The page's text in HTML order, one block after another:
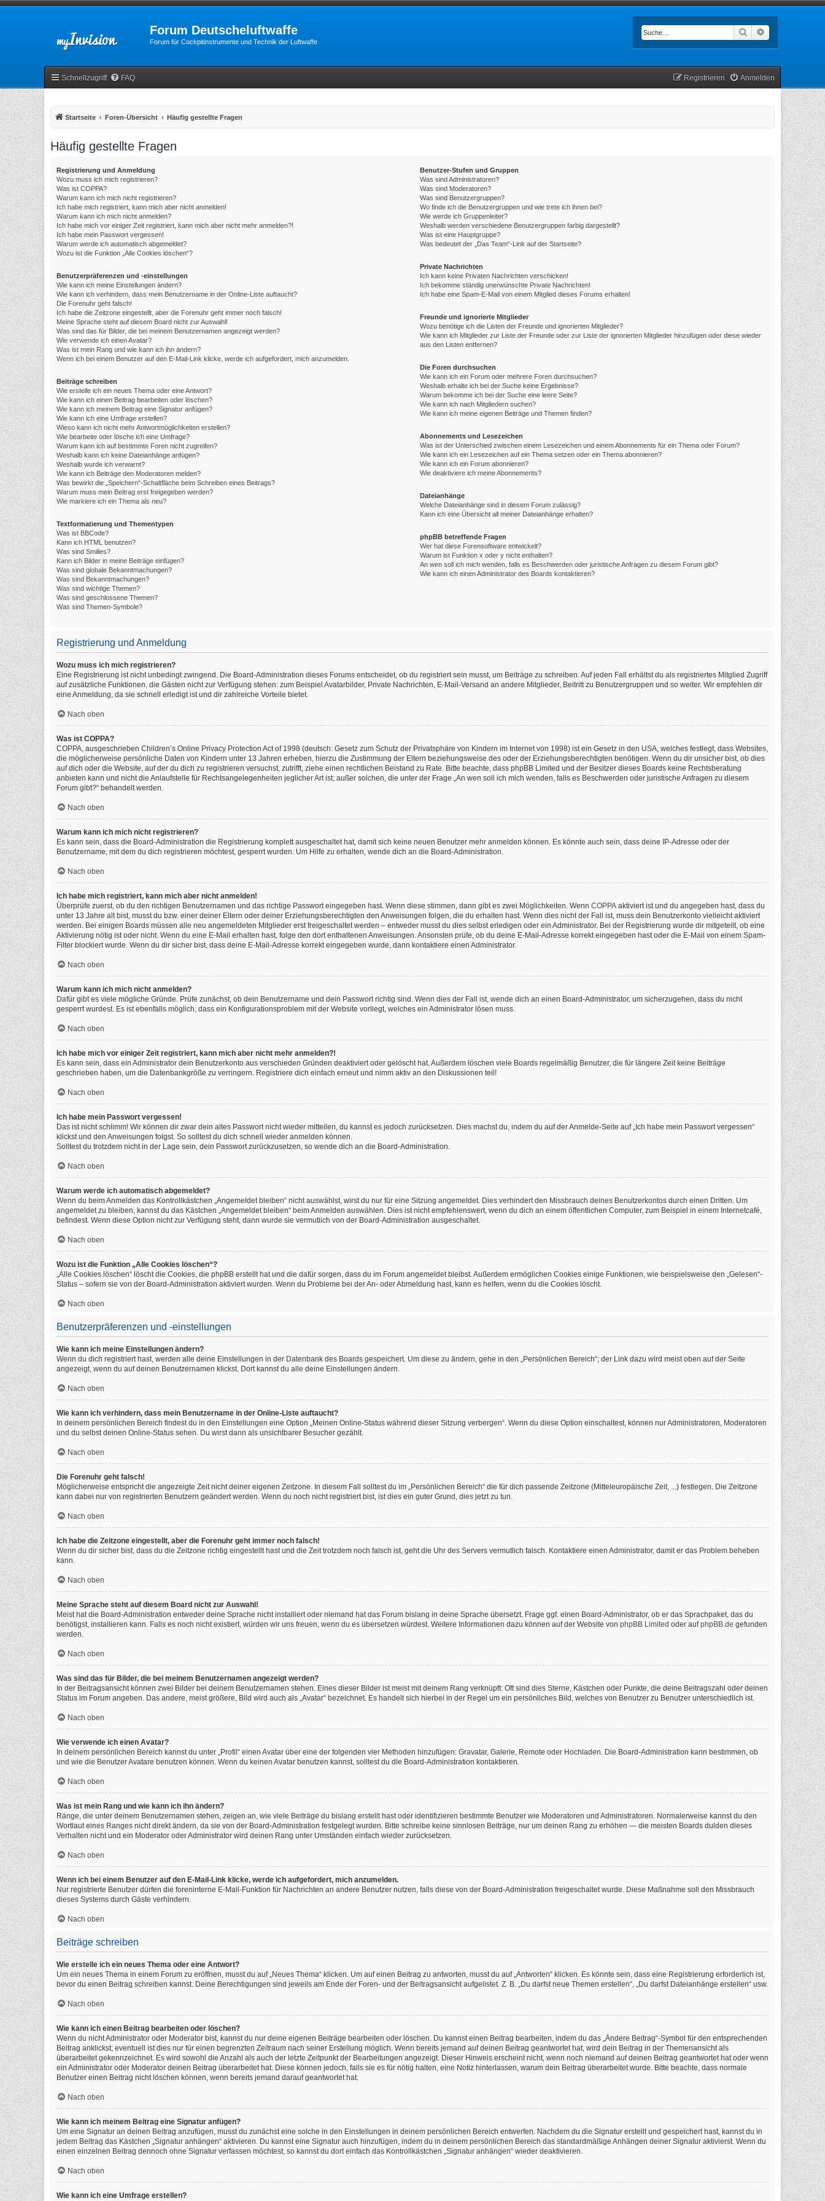
Forum Deutscheluftwaffe
Forum für Cockpitinstrumente und Technik der Luftwaffe
Suche
Schnellzugriff FAQ Anmelden
Registrieren
Startseite Foren-Übersicht Häufig gestellte Fragen
Häufig gestellte Fragen
Registrierung und Anmeldung
Wozu muss ich mich registrieren?
Was ist COPPA?
Warum kann ich mich nicht registrieren?
Ich habe mich registriert, kann mich aber nicht anmelden!
Warum kann ich mich nicht anmelden?
Ich habe mich vor einiger Zeit registriert, kann mich aber nicht mehr anmelden?!
Ich habe mein Passwort vergessen!
Warum werde ich automatisch abgemeldet?
Wozu ist die Funktion „Alle Cookies löschen“?
Benutzerpräferenzen und -einstellungen
Wie kann ich meine Einstellungen ändern?
Wie kann ich verhindern, dass mein Benutzername in der Online-Liste auftaucht?
Die Forenuhr geht falsch!
Ich habe die Zeitzone eingestellt, aber die Forenuhr geht immer noch falsch!
Meine Sprache steht auf diesem Board nicht zur Auswahl!
Was sind das für Bilder, die bei meinem Benutzernamen angezeigt werden?
Wie verwende ich einen Avatar?
Was ist mein Rang und wie kann ich ihn ändern?
Wenn ich bei einem Benutzer auf den E-Mail-Link klicke, werde ich aufgefordert, mich anzumelden.
Beiträge schreiben
Wie erstelle ich ein neues Thema oder eine Antwort?
Wie kann ich einen Beitrag bearbeiten oder löschen?
Wie kann ich meinem Beitrag eine Signatur anfügen?
Wie kann ich eine Umfrage erstellen?
Wieso kann ich nicht mehr Antwortmöglichkeiten erstellen?
Wie bearbeite oder lösche ich eine Umfrage?
Warum kann ich auf bestimmte Foren nicht zugreifen?
Weshalb kann ich keine Dateianhänge anfügen?
Weshalb wurde ich verwarnt?
Wie kann ich Beiträge den Moderatoren melden?
Was bewirkt die „Speichern“-Schaltfläche beim Schreiben eines Beitrags?
Warum muss mein Beitrag erst freigegeben werden?
Wie markiere ich ein Thema als neu?
Textformatierung und Thementypen
Was ist BBCode?
Kann ich HTML benutzen?
Was sind Smilies?
Kann ich Bilder in meine Beiträge einfügen?
Was sind globale Bekanntmachungen?
Was sind Bekanntmachungen?
Was sind wichtige Themen?
Was sind geschlossene Themen?
Was sind Themen-Symbole?
Benutzer-Stufen und Gruppen
Was sind Administratoren?
Was sind Moderatoren?
Was sind Benutzergruppen?
Wo finde ich die Benutzergruppen und wie trete ich ihnen bei?
Wie werde ich Gruppenleiter?
Weshalb werden verschiedene Benutzergruppen farbig dargestellt?
Was ist eine Hauptgruppe?
Was bedeutet der „Das Team“-Link auf der Startseite?
Private Nachrichten
Ich kann keine Privaten Nachrichten verschicken!
Ich bekomme ständig unerwünschte Private Nachrichten!
Ich habe eine Spam-E-Mail von einem Mitglied dieses Forums erhalten!
Freunde und ignorierte Mitglieder
Wozu benötige ich die Listen der Freunde und ignorierten Mitglieder?
Wie kann ich Mitglieder zur Liste der Freunde oder zur Liste der ignorierten Mitglieder hinzufügen oder diese wieder
aus den Listen entfernen?
Die Foren durchsuchen
Wie kann ich ein Forum oder mehrere Foren durchsuchen?
Weshalb erhalte ich bei der Suche keine Ergebnisse?
Warum bekomme ich bei der Suche eine leere Seite?
Wie kann ich nach Mitgliedern suchen?
Wie kann ich meine eigenen Beiträge und Themen finden?
Abonnements und Lesezeichen
Was ist der Unterschied zwischen einem Lesezeichen und einem Abonnements für ein Thema oder Forum?
Wie kann ich ein Lesezeichen auf ein Thema setzen oder ein Thema abonnieren?
Wie kann ich ein Forum abonnieren?
Wie deaktiviere ich meine Abonnements?
Dateianhänge
Welche Dateianhänge sind in diesem Forum zulässig?
Kann ich eine Übersicht all meiner Dateianhänge erhalten?
phpBB betreffende Fragen
Wer hat diese Forensoftware entwickelt?
Warum ist Funktion x oder y nicht enthalten?
An wen soll ich mich wenden, falls es Beschwerden oder juristische Anfragen zu diesem Forum gibt?
Wie kann ich einen Administrator des Boards kontaktieren?
Registrierung und Anmeldung
Wozu muss ich mich registrieren?
Eine Registrierung ist nicht unbedingt zwingend. Die Board-Administration dieses Forums entscheidet, ob du registriert sein musst, um Beiträge zu schreiben. Auf jeden Fall erhältst du als registriertes Mitglied Zugriff
auf zusätzliche Funktionen, die Gästen nicht zur Verfügung stehen: zum Beispiel Avatarbilder, Private Nachrichten, E-Mail-Versand an andere Mitglieder, Beitritt zu Benutzergruppen und so weiter. Wir empfehlen dir
eine Anmeldung, da sie schnell erledigt ist und dir zahlreiche Vorteile bietet.
Nach oben
Was ist COPPA?
COPPA, ausgeschrieben Children’s Online Privacy Protection Act of 1998 (deutsch: Gesetz zum Schutz der Privatsphäre von Kindern im Internet von 1998) ist ein Gesetz in den USA, welches festlegt, dass Websites,
die möglicherweise persönliche Daten von Kindern unter 13 Jahren erheben, hierzu die Zustimmung der Eltern beziehungsweise des oder der Erziehungsberechtigten benötigen. Wenn du dir unsicher bist, ob dies
auf dich oder die Website, auf der du dich zu registrieren versuchst, zutrifft, ziehe einen rechtlichen Beistand zu Rate. Bitte beachte, dass phpBB Limited und der Besitzer dieses Boards keine Rechtsberatung
anbieten kann und nicht die Anlaufstelle für Rechtsangelegenheiten jeglicher Art ist; außer solchen, die unter der Frage „An wen soll ich mich wenden, falls es Beschwerden oder juristische Anfragen zu diesem
Forum gibt?“ behandelt werden.
Nach oben
Warum kann ich mich nicht registrieren?
Es kann sein, dass die Board-Administration die Registrierung komplett ausgeschaltet hat, damit sich keine neuen Benutzer mehr anmelden können. Es könnte auch sein, dass deine IP-Adresse oder der
Benutzername, mit dem du dich registrieren möchtest, gesperrt wurden. Um Hilfe zu erhalten, wende dich an die Board-Administration.
Nach oben
Ich habe mich registriert, kann mich aber nicht anmelden!
Überprüfe zuerst, ob du den richtigen Benutzernamen und das richtige Passwort eingegeben hast. Wenn diese stimmen, dann gibt es zwei Möglichkeiten. Wenn COPPA aktiviert ist und du angegeben hast, dass du
unter 13 Jahre alt bist, musst du bzw. einer deiner Eltern oder deiner Erziehungsberechtigten den Anweisungen folgen, die du erhalten hast. Wenn dies nicht der Fall ist, muss dein Benutzerkonto vielleicht aktiviert
werden. Bei einigen Boards müssen alle neu angemeldeten Mitglieder erst freigeschaltet werden – entweder musst du dies selbst erledigen oder ein Administrator. Bei der Registrierung wurde dir mitgeteilt, ob eine
Aktivierung nötig ist oder nicht. Wenn du eine E-Mail erhalten hast, folge den dort enthaltenen Anweisungen. Ansonsten prüfe, ob du deine E-Mail-Adresse korrekt eingegeben hast oder die E-Mail von einem Spam-
Filter blockiert wurde. Wenn du dir sicher bist, dass deine E-Mail-Adresse korrekt eingegeben wurde, dann kontaktiere einen Administrator.
Nach oben
Warum kann ich mich nicht anmelden?
Dafür gibt es viele mögliche Gründe. Prüfe zunächst, ob dein Benutzername und dein Passwort richtig sind. Wenn dies der Fall ist, wende dich an einen Board-Administrator, um sicherzugehen, dass du nicht
gesperrt wurdest. Es ist ebenfalls möglich, dass ein Konfigurationsproblem mit der Website vorliegt, welches ein Administrator lösen muss.
Nach oben
Ich habe mich vor einiger Zeit registriert, kann mich aber nicht mehr anmelden?!
Es kann sein, dass ein Administrator dein Benutzerkonto aus verschieden Gründen deaktiviert oder gelöscht hat. Außerdem löschen viele Boards regelmäßig Benutzer, die für längere Zeit keine Beiträge
geschrieben haben, um die Datenbankgröße zu verringern. Registriere dich einfach erneut und nimm aktiv an den Diskussionen teil!
Nach oben
Ich habe mein Passwort vergessen!
Das ist nicht schlimm! Wir können dir zwar dein altes Passwort nicht wieder mitteilen, du kannst es jedoch zurücksetzen. Dies machst du, indem du auf der Anmelde-Seite auf „Ich habe mein Passwort vergessen“
klickst und den Anweisungen folgst. So solltest du dich schnell wieder anmelden können.
Solltest du trotzdem nicht in der Lage sein, dein Passwort zurückzusetzen, so wende dich an die Board-Administration.
Nach oben
Warum werde ich automatisch abgemeldet?
Wenn du beim Anmelden das Kontrollkästchen „Angemeldet bleiben“ nicht auswählst, wirst du nur für eine Sitzung angemeldet. Dies verhindert den Missbrauch deines Benutzerkontos durch einen Dritten. Um
angemeldet zu bleiben, kannst du das Kästchen „Angemeldet bleiben“ beim Anmelden auswählen. Dies ist nicht empfehlenswert, wenn du dich an einem öffentlichen Computer, zum Beispiel in einem Internetcafé,
befindest. Wenn diese Option nicht zur Verfügung steht, dann wurde sie vermutlich von der Board-Administration ausgeschaltet.
Nach oben
Wozu ist die Funktion „Alle Cookies löschen“?
„Alle Cookies löschen“ löscht die Cookies, die phpBB erstellt hat und die dafür sorgen, dass du im Forum angemeldet bleibst. Außerdem ermöglichen Cookies einige Funktionen, wie beispielsweise den „Gelesen“-
Status – sofern sie von der Board-Administration aktiviert wurden. Wenn du Probleme bei der An- oder Abmeldung hast, kann es helfen, wenn du die Cookies löscht.
Nach oben
Benutzerpräferenzen und -einstellungen
Wie kann ich meine Einstellungen ändern?
Wenn du dich registriert hast, werden alle deine Einstellungen in der Datenbank des Boards gespeichert. Um diese zu ändern, gehe in den „Persönlichen Bereich“; der Link dazu wird meist oben auf der Seite
angezeigt, wenn du auf deinen Benutzernamen klickst. Dort kannst du alle deine Einstellungen ändern.
Nach oben
Wie kann ich verhindern, dass mein Benutzername in der Online-Liste auftaucht?
In deinem persönlichen Bereich findest du in den Einstellungen eine Option „Meinen Online-Status während dieser Sitzung verbergen“. Wenn du diese Option einschaltest, können nur Administratoren, Moderatoren
und du selbst deinen Online-Status sehen. Du wirst dann als unsichtbarer Besucher gezählt.
Nach oben
Die Forenuhr geht falsch!
Möglicherweise entspricht die angezeigte Zeit nicht deiner eigenen Zeitzone. In diesem Fall solltest du im „Persönlichen Bereich“ die für dich passende Zeitzone (Mitteleuropäische Zeit, ...) festlegen. Die Zeitzone
kann dabei nur von registrierten Benutzern geändert werden. Wenn du noch nicht registriert bist, ist dies ein guter Grund, dies jetzt zu tun.
Nach oben
Ich habe die Zeitzone eingestellt, aber die Forenuhr geht immer noch falsch!
Wenn du dir sicher bist, dass du die Zeitzone richtig eingestellt hast und die Zeit trotzdem noch falsch ist, geht die Uhr des Servers vermutlich falsch. Kontaktiere einen Administrator, damit er das Problem beheben
kann.
Nach oben
Meine Sprache steht auf diesem Board nicht zur Auswahl!
Meist hat die Board-Administration entweder deine Sprache nicht installiert oder niemand hat das Forum bislang in deine Sprache übersetzt. Frage ggf. einen Board-Administrator, ob er das Sprachpaket, das du
benötigst, installieren kann. Falls es noch nicht existiert, würden wir uns freuen, wenn du es übersetzen würdest. Weitere Informationen dazu können auf der Website von phpBB Limited oder aufphpBB.de gefunden
werden.
Nach oben
Was sind das für Bilder, die bei meinem Benutzernamen angezeigt werden?
In der Beitragsansicht können zwei Bilder bei deinem Benutzernamen stehen. Eines dieser Bilder ist meist mit deinem Rang verknüpft: Oft sind dies Sterne, Kästchen oder Punkte, die deine Beitragszahl oder deinen
Status im Forum angeben. Das andere, meist größere, Bild wird auch als „Avatar“ bezeichnet. Es handelt sich hierbei in der Regel um ein persönliches Bild, welches von Benutzer zu Benutzer unterschiedlich ist.
Nach oben
Wie verwende ich einen Avatar?
In deinem persönlichen Bereich kannst du unter „Profil“ einen Avatar über eine der folgenden vier Methoden hinzufügen: Gravatar, Galerie, Remote oder Hochladen. Die Board-Administration kann bestimmen, ob
und wie die Benutzer Avatare benutzen können. Wenn du keinen Avatar benutzen kannst, solltest du die Board-Administration kontaktieren.
Nach oben
Was ist mein Rang und wie kann ich ihn ändern?
Ränge, die unter deinem Benutzernamen stehen, zeigen an, wie viele Beiträge du bislang erstellt hast oder identifizieren bestimmte Benutzer wie Moderatoren und Administratoren. Normalerweise kannst du den
Wortlaut eines Ranges nicht direkt ändern, da sie von der Board-Administration festgelegt wurden. Bitte schreibe keine sinnlosen Beiträge, nur um deinen Rang zu erhöhen — die meisten Boards dulden dieses
Verhalten nicht und ein Moderator oder Administrator wird deinen Rang unter Umständen einfach wieder zurücksetzen.
Nach oben
Wenn ich bei einem Benutzer auf den E-Mail-Link klicke, werde ich aufgefordert, mich anzumelden.
Nur registrierte Benutzer dürfen die foreninterne E-Mail-Funktion für Nachrichten an andere Benutzer nutzen, falls diese von der Board-Administration freigeschaltet wurde. Diese Maßnahme soll den Missbrauch
dieses Systems durch Gäste verhindern.
Nach oben
Beiträge schreiben
Wie erstelle ich ein neues Thema oder eine Antwort?
Um ein neues Thema in einem Forum zu eröffnen, musst du auf „Neues Thema“ klicken. Um auf einen Beitrag zu antworten, musst du auf „Antworten“ klicken. Es könnte sein, dass eine Registrierung erforderlich ist,
bevor du einen Beitrag schreiben kannst. Deine Berechtigungen sind jeweils am Ende der Foren- und der Beitragsansicht aufgelistet. Z. B. „Du darfst neue Themen erstellen“, „Du darfst Dateianhänge erstellen“ usw.
Nach oben
Wie kann ich einen Beitrag bearbeiten oder löschen?
Wenn du nicht Administrator oder Moderator bist, kannst du nur deine eigenen Beiträge bearbeiten oder löschen. Du kannst einen Beitrag bearbeiten, indem du das „Ändere Beitrag“-Symbol für den entsprechenden
Beitrag anklickst; eventuell ist dies nur für einen begrenzten Zeitraum nach seiner Erstellung möglich. Wenn bereits jemand auf deinen Beitrag geantwortet hat, wird dein Beitrag in der Themenansicht als
überarbeitet gekennzeichnet. Es wird sowohl die Anzahl als auch der letzte Zeitpunkt der Bearbeitungen angezeigt. Dieser Hinweis erscheint nicht, wenn noch niemand auf deinen Beitrag geantwortet hat oder wenn
ein Administrator oder Moderator deinen Beitrag überarbeitet hat. Diese können jedoch, falls sie es für nötig halten, eine Notiz hinterlassen, warum dein Beitrag überarbeitet wurde. Bitte beachte, dass normale
Benutzer einen Beitrag nicht löschen können, wenn bereits jemand darauf geantwortet hat.
Nach oben
Wie kann ich meinem Beitrag eine Signatur anfügen?
Um eine Signatur an deinen Beitrag anzufügen, musst du zunächst eine solche in den Einstellungen in deinem persönlichen Bereich entwerfen. Nachdem du die Signatur erstellt und gespeichert hast, kannst du in
jedem Beitrag das Kästchen „Signatur anhängen“ aktivieren. Du kannst eine Signatur auch hinzufügen, indem du in deinem persönlichen Bereich das standardmäßige Anhängen deiner Signatur aktivierst. Wenn du
einen einzelnen Beitrag dennoch ohne Signatur verfassen möchtest, so kannst du dort einfach das Kontrollkästchen „Signatur anhängen“ wieder deaktivieren.
Nach oben
Wie kann ich eine Umfrage erstellen?